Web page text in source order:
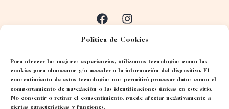
Política de Cookies
Para ofrecer las mejores experiencias, utilizamos tecnologías como las
cookies para almacenar y/o acceder a la información del dispositivo. El
consentimiento de estas tecnologías nos permitirá procesar datos como el
comportamiento de navegación o las identificaciones únicas en este sitio.
No consentir o retirar el consentimiento, puede afectar negativamente a
ciertas características y funciones.